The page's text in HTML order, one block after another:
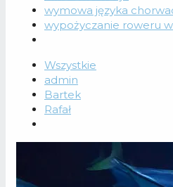
wymowa języka
wypożyczanie roweru
Wszystkie
admin
Bartek
Rafał